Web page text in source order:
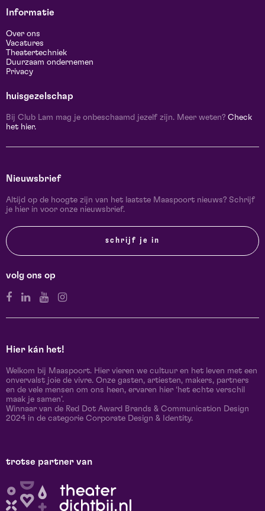
Informatie
Over ons
Vacatures
Theatertechniek
Duurzaam ondernemen
Privacy
huisgezelschap
Bij Club Lam mag je onbeschaamd jezelf zijn. Meer weten? Check
het hier.
Nieuwsbrief
Altijd op de hoogte zijn van het laatste Maaspoort nieuws? Schrijf
je hier in voor onze nieuwsbrief.
schrijf je in
volg ons op
Hier kán het!
Welkom bij Maaspoort. Hier vieren we cultuur en het leven met een
onvervalst joie de vivre. Onze gasten, artiesten, makers, partners
en de vele mensen om ons heen, ervaren hier ‘het echte verschil
maak je samen’.
Winnaar van de Red Dot Award Brands & Communication Design
2024 in de categorie Corporate Design & Identity.
trotse partner van